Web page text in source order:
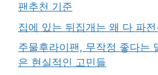
팬추천 기준
집에 있는 뒤집개는 왜 다 파
주물후라이팬, 무작정 좋다는
은 현실적인 고민들